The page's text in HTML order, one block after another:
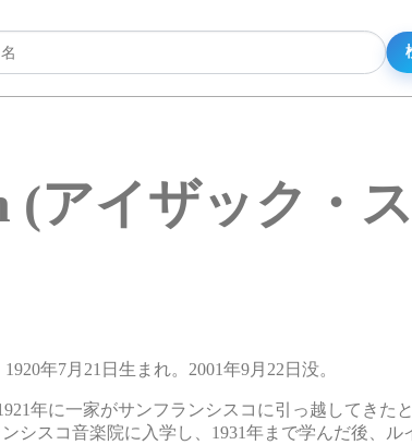
(アイザック・
年7月21日生まれ。2001年9月22日没。
年に一家がサンフランシスコに引っ越してきた
シスコ音楽院に入学し、1931年まで学んだ後、ル